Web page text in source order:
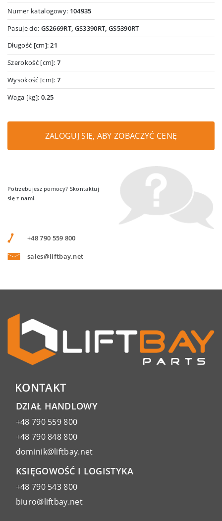
Numer katalogowy: 104935
Pasuje do: GS2669RT, GS3390RT, GS5390RT
Długość [cm]:21
Szerokość [cm]:7
Wysokość [cm]: 7
Waga [kg]: 0.25
ZALOGUJ SIĘ, ABY ZOBACZYĆ CENĘ
Potrzebujesz pomocy? Skontaktuj
się z nami.
+48 790 559 800
sales@liftbay.net
KONTAKT
DZIAŁ HANDLOWY
+48 790 559 800
+48 790 848 800
dominik@liftbay.net
KSIĘGOWOŚĆ I LOGISTYKA
+48 790 543 800
biuro@liftbay.net